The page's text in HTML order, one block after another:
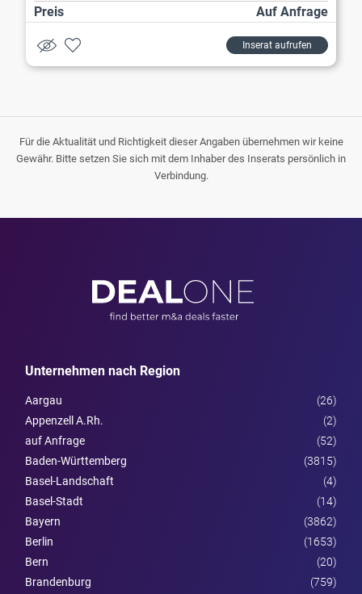
Preis
Auf Anfrage
Inserat aufrufen
Für die Aktualität und Richtigkeit dieser Angaben übernehmen wir keine
Gewähr. Bitte setzen Sie sich mit dem Inhaber des Inserats persönlich in
Verbindung.
Unternehmen nach Region
Aargau
(26)
Appenzell A.Rh.
(2)
auf Anfrage
(52)
Baden-Württemberg
(3815)
Basel-Landschaft
(4)
Basel-Stadt
(14)
Bayern
(3862)
Berlin
(1653)
Bern
(20)
Brandenburg
(759)